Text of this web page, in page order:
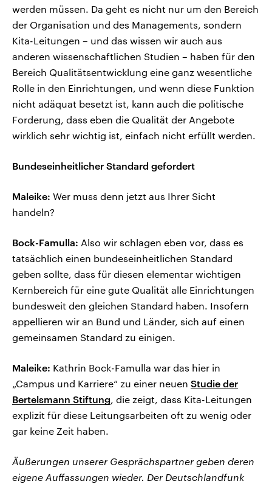
werden müssen. Da geht es nicht nur um den Bereich
der Organisation und des Managements, sondern
Kita-Leitungen – und das wissen wir auch aus
anderen wissenschaftlichen Studien – haben für den
Bereich Qualitätsentwicklung eine ganz wesentliche
Rolle in den Einrichtungen, und wenn diese Funktion
nicht adäquat besetzt ist, kann auch die politische
Forderung, dass eben die Qualität der Angebote
wirklich sehr wichtig ist, einfach nicht erfüllt werden.
Bundeseinheitlicher Standard gefordert
Maleike: Wer muss denn jetzt aus Ihrer Sicht
handeln?
Bock-Famulla: Also wir schlagen eben vor, dass es
tatsächlich einen bundeseinheitlichen Standard
geben sollte, dass für diesen elementar wichtigen
Kernbereich für eine gute Qualität alle Einrichtungen
bundesweit den gleichen Standard haben. Insofern
appellieren wir an Bund und Länder, sich auf einen
gemeinsamen Standard zu einigen.
Maleike: Kathrin Bock-Famulla war das hier in
„Campus und Karriere“ zu einer neuen Studie der
Bertelsmann Stiftung, die zeigt, dass Kita-Leitungen
explizit für diese Leitungsarbeiten oft zu wenig oder
gar keine Zeit haben.
Äußerungen unserer Gesprächspartner geben deren
eigene Auffassungen wieder. Der Deutschlandfunk